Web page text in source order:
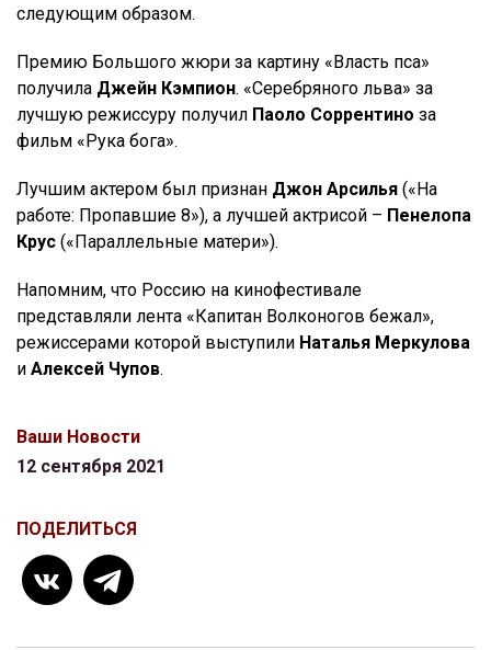
следующим образом.
Премию Большого жюри за картину «Власть пса»
получила Джейн Кэмпион. «Серебряного льва» за
лучшую режиссуру получил Паоло Соррентино за
фильм «Рука бога».
Лучшим актером был признан Джон Арсилья («На
работе: Пропавшие 8»), а лучшей актрисой – Пенелопа
Крус («Параллельные матери»).
Напомним, что Россию на кинофестивале
представляли лента «Капитан Волконогов бежал»,
режиссерами которой выступили Наталья Меркулова
и Алексей Чупов.
Ваши Новости
12 сентября 2021
ПОДЕЛИТЬСЯ